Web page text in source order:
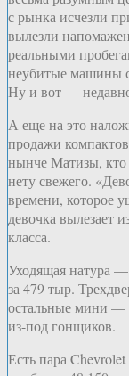
с рынка исчезли
вылезли
реальными
неубитые машины
Ну и вот —
А еще на это
продажи
нынче Матизы, кто
нету свежего.
времени, которое
девочка вылезает
класса.
Уходящая натура
за 479 тыр.
остальные мини —
из-под гонщиков.
Есть пара